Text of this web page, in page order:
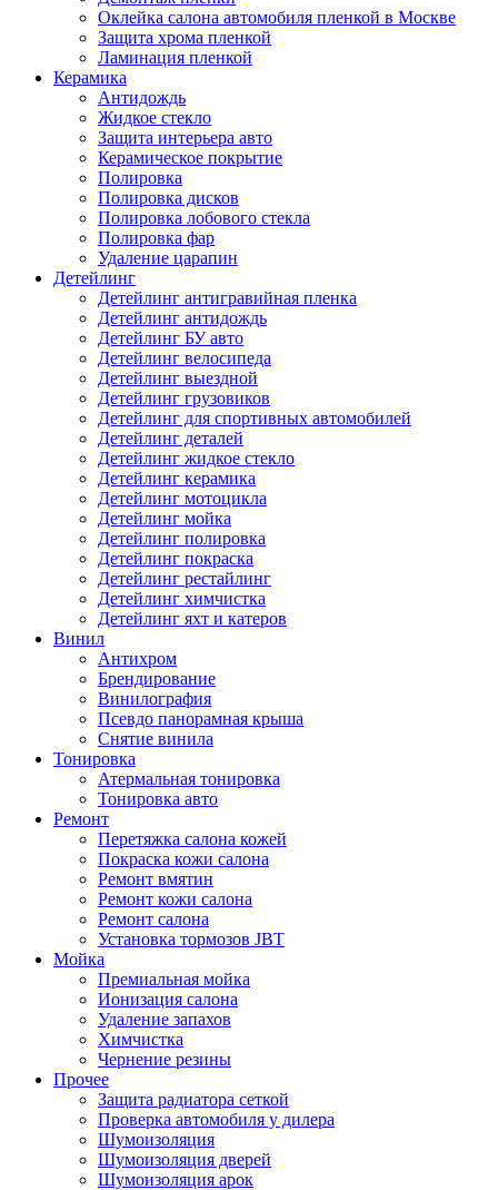
Оклейка салона автомобиля пленкой в Москве
Защита хрома пленкой
Ламинация пленкой
Керамика
Антидождь
Жидкое стекло
Защита интерьера авто
Керамическое покрытие
Полировка
Полировка дисков
Полировка лобового стекла
Полировка фар
Удаление царапин
Детейлинг
Детейлинг антигравийная пленка
Детейлинг антидождь
Детейлинг БУ авто
Детейлинг велосипеда
Детейлинг выездной
Детейлинг грузовиков
Детейлинг для спортивных автомобилей
Детейлинг деталей
Детейлинг жидкое стекло
Детейлинг керамика
Детейлинг мотоцикла
Детейлинг мойка
Детейлинг полировка
Детейлинг покраска
Детейлинг рестайлинг
Детейлинг химчистка
Детейлинг яхт и катеров
Винил
Антихром
Брендирование
Винилография
Псевдо панорамная крыша
Снятие винила
Тонировка
Атермальная тонировка
Тонировка авто
Ремонт
Перетяжка салона кожей
Покраска кожи салона
Ремонт вмятин
Ремонт кожи салона
Ремонт салона
Установка тормозов JBT
Мойка
Премиальная мойка
Ионизация салона
Удаление запахов
Химчистка
Чернение резины
Прочее
Защита радиатора сеткой
Проверка автомобиля у дилера
Шумоизоляция
Шумоизоляция дверей
Шумоизоляция арок